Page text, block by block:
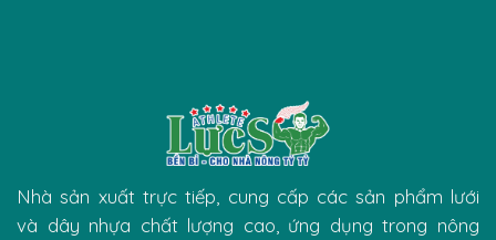
Nhà sản xuất trực tiếp, cung cấp các sản phẩm lưới
và dây nhựa chất lượng cao, ứng dụng trong nông